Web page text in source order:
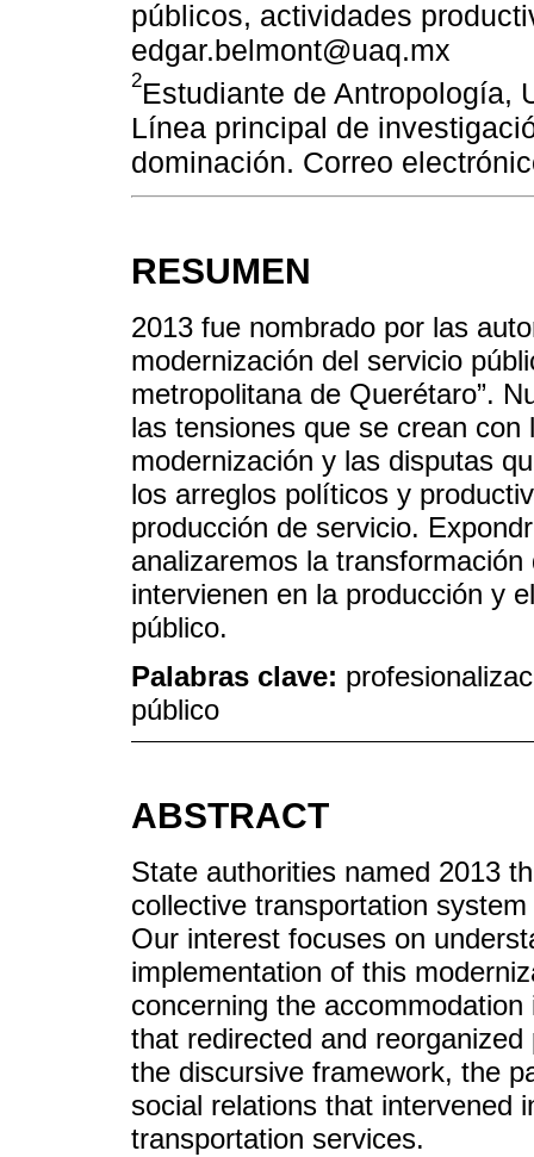
públicos, actividades
edgar.belmont@uaq.mx
2Estudiante de Antropología,
Línea principal de
dominación. Correo
RESUMEN
2013 fue nombrado por las
modernización del servicio
metropolitana de Querétaro”.
las tensiones que se crean
modernización y las disputas
los arreglos políticos y
producción de servicio.
analizaremos la
intervienen en la producción y
público.
Palabras clave:
público
ABSTRACT
State authorities named 2013
collective transportation
Our interest focuses on
implementation of this
concerning the
that redirected and
the discursive framework, the
social relations that intervened
transportation services.